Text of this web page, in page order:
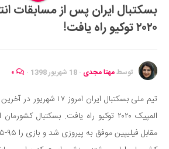
ایران گردی
جهان گردی
موفقیت و مهارت‌های فردی
تغذیه سالم
بهداشت
بسکتبال ایران پس از مسابقات
۲۰۲۰ توکیو راه یافت!
توسطمهتا مجدی · 18 شهریور 1398 ·
تیم ملی بسکتبال ایران
المپیک ۲۰۲۰ توکیو راه یافت. بسکتبال